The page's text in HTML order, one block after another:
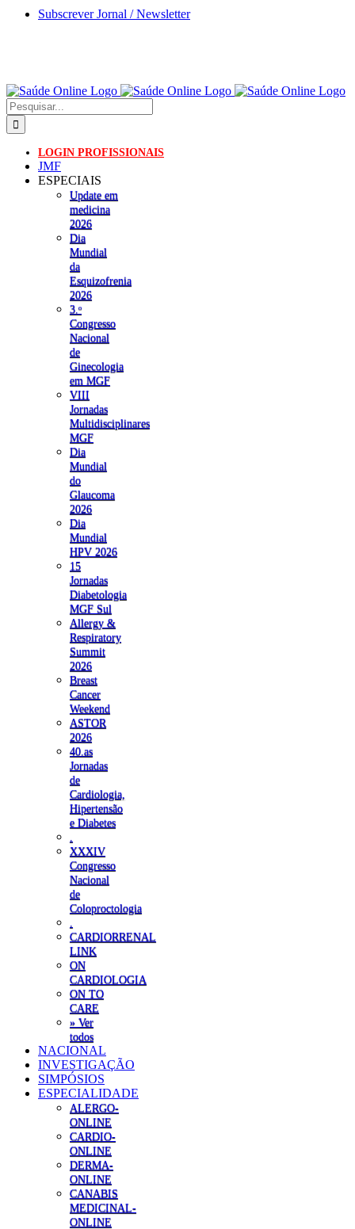
Skip
Subscrever Jornal / Newsletter
Pesquisar
LOGIN PROFISSIONAIS
JMF
ESPECIAIS
Update em
medicina
2026
Dia
Mundial
da
Esquizofrenia
2026
3.ᵒ
Congresso
Nacional
de
Ginecologia
em MGF
VIII
Jornadas
Multidisciplinares
MGF
Dia
Mundial
do
Glaucoma
2026
Dia
Mundial
HPV 2026
15
Jornadas
Diabetologia
MGF Sul
Allergy &
Respiratory
Summit
2026
Breast
Cancer
Weekend
ASTOR
2026
40.as
Jornadas
de
Cardiologia,
Hipertensão
e Diabetes
XXXIV
Congresso
Nacional
de
Coloproctologia
CARDIORRENAL
LINK
ON
CARDIOLOGIA
ON TO
CARE
» Ver
todos
NACIONAL
INVESTIGAÇÃO
SIMPÓSIOS
ESPECIALIDADE
ALERGO-
ONLINE
CARDIO-
ONLINE
DERMA-
ONLINE
CANABIS
MEDICINAL-
ONLINE